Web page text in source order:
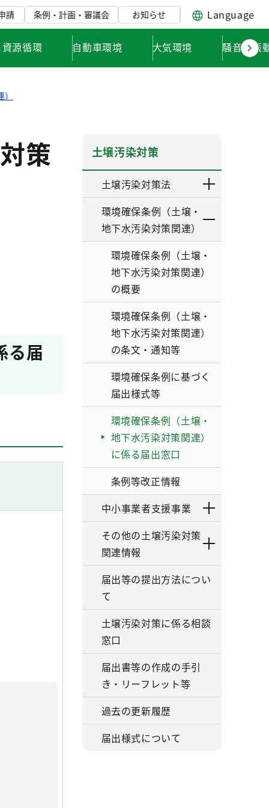
請 条例・計画・審議会 お知らせ Language
源循環 自動車環境 大気環境 騒音・振
策
る届
土壌汚染対策
土壌汚染対策法
環境確保条例（土壌・
地下水汚染対策関連）
環境確保条例（土壌・
地下水汚染対策関連）
の概要
環境確保条例（土壌・
地下水汚染対策関連）
の条文・通知等
環境確保条例に基づく
届出様式等
環境確保条例（土壌・
地下水汚染対策関連）
に係る届出窓口
条例等改正情報
中小事業者支援事業
その他の土壌汚染対策
関連情報
届出等の提出方法につい
て
土壌汚染対策に係る相談
窓口
届出書等の作成の手引
き・リーフレット等
過去の更新履歴
届出様式について